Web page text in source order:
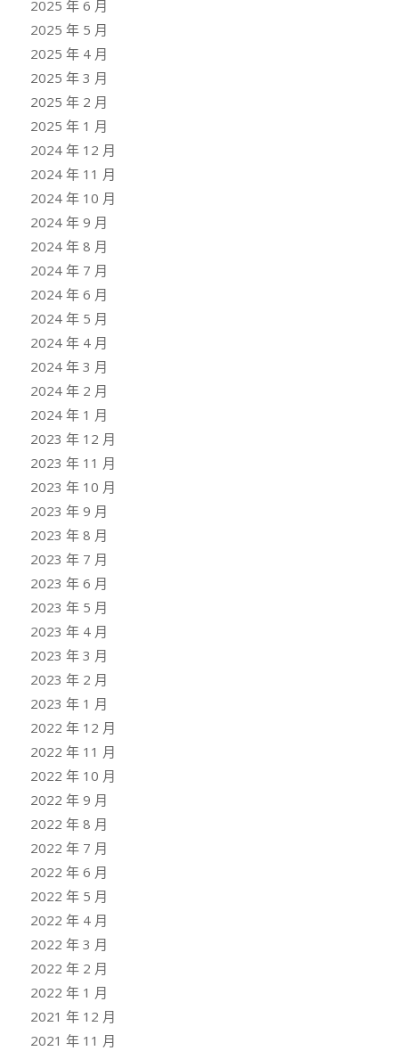
2025 年 6 月
2025 年 5 月
2025 年 4 月
2025 年 3 月
2025 年 2 月
2025 年 1 月
2024 年 12 月
2024 年 11 月
2024 年 10 月
2024 年 9 月
2024 年 8 月
2024 年 7 月
2024 年 6 月
2024 年 5 月
2024 年 4 月
2024 年 3 月
2024 年 2 月
2024 年 1 月
2023 年 12 月
2023 年 11 月
2023 年 10 月
2023 年 9 月
2023 年 8 月
2023 年 7 月
2023 年 6 月
2023 年 5 月
2023 年 4 月
2023 年 3 月
2023 年 2 月
2023 年 1 月
2022 年 12 月
2022 年 11 月
2022 年 10 月
2022 年 9 月
2022 年 8 月
2022 年 7 月
2022 年 6 月
2022 年 5 月
2022 年 4 月
2022 年 3 月
2022 年 2 月
2022 年 1 月
2021 年 12 月
2021 年 11 月